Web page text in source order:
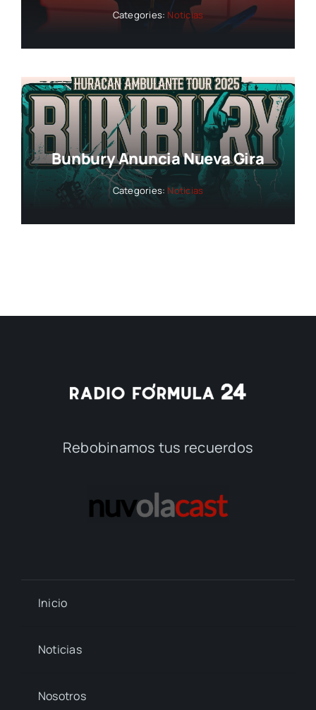
Categories: Noticias
Bunbury Anuncia Nueva Gira
Categories: Noticias
Rebobinamos tus recuerdos
Inicio
Noticias
Nosotros